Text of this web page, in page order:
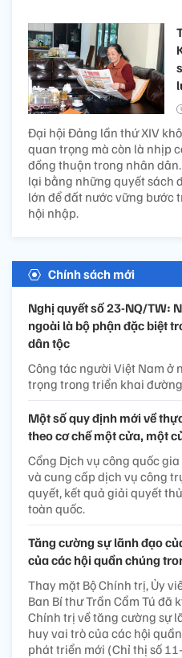
Đại hội Đảng lần thứ XIV
quan trọng mà còn là nhịp
đồng thuận trong nhân
lại bằng những quyết sách
lớn để đất nước vững bước
hội nhập.
Chính sách mới
Nghị quyết số 23-NQ/TW:
ngoài là bộ phận đặc biệt
dân tộc
Công tác người Việt Nam ở
trọng trong triển khai
Một số quy định mới về
theo cơ chế một cửa, một
Cổng Dịch vụ công quốc
và cung cấp dịch vụ công
quyết, kết quả giải quyết
toàn quốc.
Tăng cường sự lãnh đạo
của các hội quần chúng
Thay mặt Bộ Chính trị, Ủy
Ban Bí thư Trần Cẩm Tú đã
Chính trị về tăng cường sự
huy vai trò của các hội
phát triển mới (Chỉ thị số